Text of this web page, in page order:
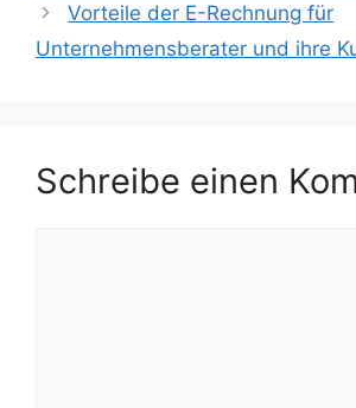
Vorteile der E-Rechnung für
Unternehmensberater und ihre
Schreibe einen